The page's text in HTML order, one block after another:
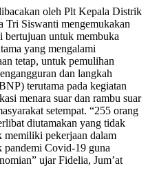
oleh Plt Kepala Distrik
Tri Siswanti mengemukakan
bertujuan untuk membuka
yang mengalami
tetap, untuk pemulihan
dan langkah
terutama pada kegiatan
menara suar dan rambu suar
setempat. “255 orang
diutamakan yang tidak
memiliki pekerjaan dalam
pandemi Covid-19 guna
ujar Fidelia, Jum’at